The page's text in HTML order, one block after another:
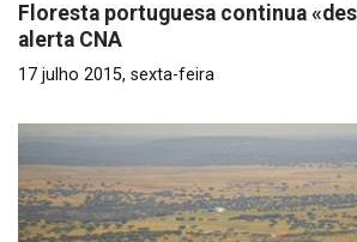
Floresta portuguesa continua
alerta CNA
17 julho 2015, sexta-feira